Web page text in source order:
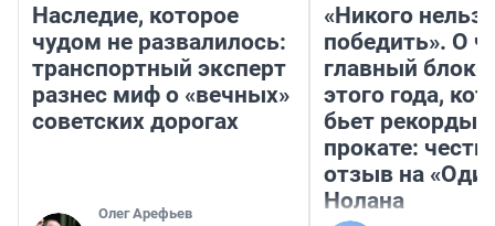
Наследие, которое
чудом не развалилось:
транспортный эксперт
разнес миф о «вечных»
советских дорогах
Олег Арефьев
«Никого нельзя
победить». О
главный
этого года,
бьет рекорды в
прокате:
отзыв на
Нолана